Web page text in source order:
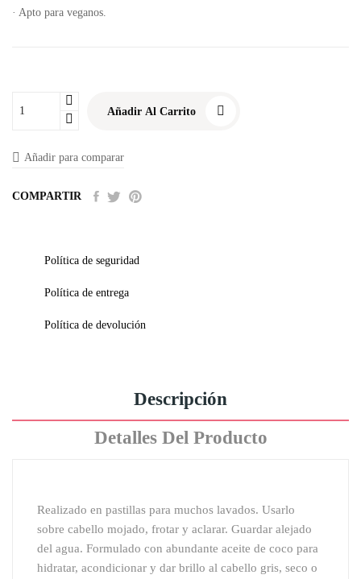
· Apto para veganos.
Añadir Al Carrito
Añadir para comparar
COMPARTIR
Política de seguridad
Política de entrega
Política de devolución
Descripción
Detalles Del Producto
Realizado en pastillas para muchos lavados. Usarlo
sobre cabello mojado, frotar y aclarar. Guardar alejado
del agua. Formulado con abundante aceite de coco para
hidratar, acondicionar y dar brillo al cabello gris, seco o